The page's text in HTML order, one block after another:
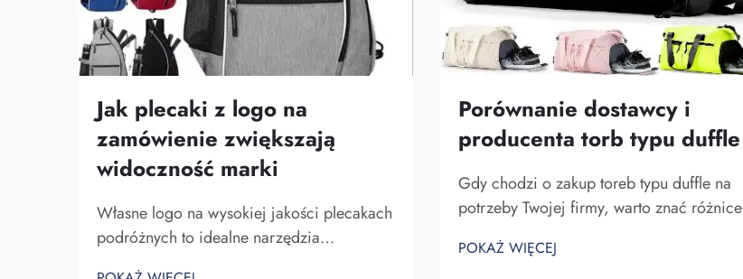
Jak plecaki z logo na
zamówienie zwiększają
widoczność marki
Własne logo na wysokiej jakości plecakach
podróżnych to idealne narzędzia
Porównanie dostawcy i
producenta torb typu duffle
Gdy chodzi o zakup toreb typu duffle na
potrzeby Twojej firmy, warto znać różnice
to firmy sprzedające towary, podczas gdy
POKAŻ WIĘCEJ